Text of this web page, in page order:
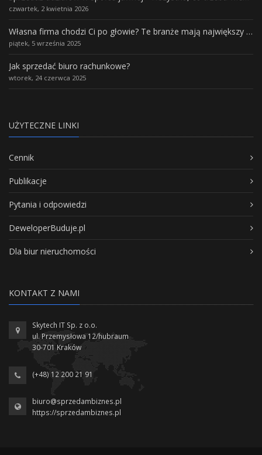
czwartek, 2 kwietnia 2026
Własna firma chodzi Ci po głowie? Te branże mają największy potencjał rozwoju
piątek, 5 września 2025
Jak sprzedać biuro rachunkowe?
wtorek, 24 czerwca 2025
UŻYTECZNE LINKI
Cennik
Publikacje
Pytania i odpowiedzi
DeweloperBuduje.pl
Dla biur nieruchomości
KONTAKT Z NAMI
Skytech IT Sp. z o.o.
ul. Przemysłowa 12/hubraum
30-701 Kraków
(+48) 12 200 21 91
biuro@sprzedambiznes.pl
https://sprzedambiznes.pl